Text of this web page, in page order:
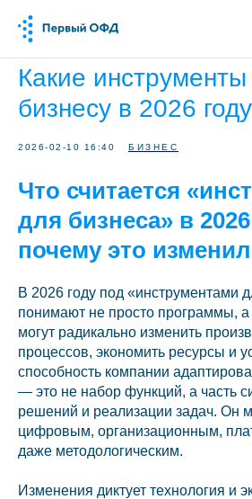
Какие
бизнесу в 2026 году
2026-02-10 16:40 БИЗНЕС
Что считается
для бизнеса» в
почему это
В 2026 году под «инструментами
понимают не просто программы,
могут радикально изменить
процессов, экономить ресурсы и
способность компании
— это не набор функций, а часть
решений и реализации задач. Он
цифровым, организационным,
даже методологическим.
Изменения диктует технология и